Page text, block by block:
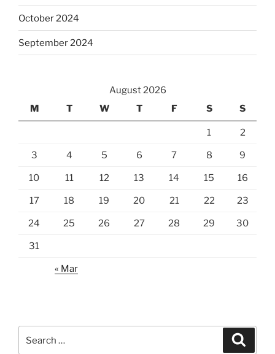
October 2024
September 2024
August 2026
M
T W T F S S
1 2
3 4 5 6 7 8 9
10 11 12 13 14 15 16
17 18 19 20 21 22 23
24 25 26 27 28 29 30
31
« Mar
for: